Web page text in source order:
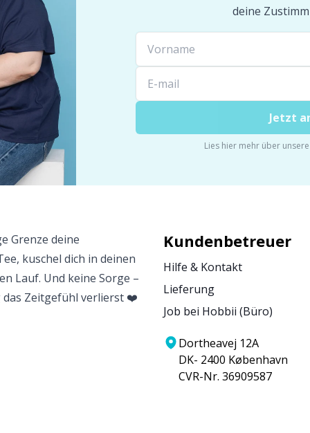
deine
Jetzt
Lies hier mehr über unsere
Grenze deine
kuschel dich in deinen
Lauf. Und keine Sorge –
das Zeitgefühl verlierst ❤️
Kundenbetreuer
Hilfe & Kontakt
Lieferung
Job bei Hobbii (Büro)
Dortheavej 12A
DK- 2400 København
CVR-Nr. 36909587